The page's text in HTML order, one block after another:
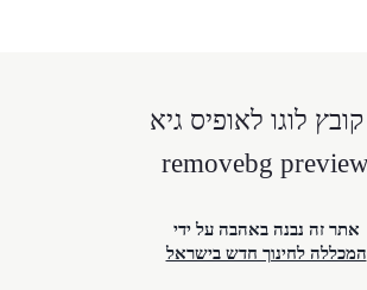
אתר זה נבנה באהבה על ידי
המכללה לחינוך חדש בישראל